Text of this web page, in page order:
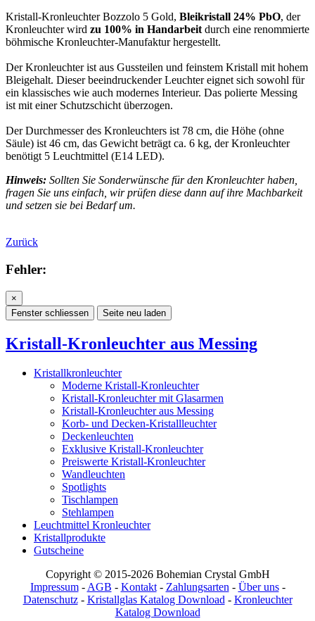
Kristall-Kronleuchter Bozzolo 5 Gold, Bleikristall 24% PbO, der
Kronleuchter wird zu 100% in Handarbeit durch eine renommierte
böhmische Kronleuchter-Manufaktur hergestellt.
Der Kronleuchter ist aus Gussteilen und feinstem Kristall mit hohem
Bleigehalt. Dieser beeindruckender Leuchter eignet sich sowohl für
ein klassisches wie auch modernes Interieur. Das polierte Messing
ist mit einer Schutzschicht überzogen.
Der Durchmesser des Kronleuchters ist 78 cm, die Höhe (ohne
Säule) ist 46 cm, das Gewicht beträgt ca. 6 kg, der Kronleuchter
benötigt 5 Leuchtmittel (E14 LED).
Hinweis: Sollten Sie Sonderwünsche für den Kronleuchter haben,
fragen Sie uns einfach, wir prüfen diese dann auf ihre Machbarkeit
und setzen sie bei Bedarf um.
Zurück
Fehler:
×
Fenster schliessen
Seite neu laden
Kristall-Kronleuchter aus Messing
Kristallkronleuchter
Moderne Kristall-Kronleuchter
Kristall-Kronleuchter mit Glasarmen
Kristall-Kronleuchter aus Messing
Korb- und Decken-Kristallleuchter
Deckenleuchten
Exklusive Kristall-Kronleuchter
Preiswerte Kristall-Kronleuchter
Wandleuchten
Spotlights
Tischlampen
Stehlampen
Leuchtmittel Kronleuchter
Kristallprodukte
Gutscheine
Copyright © 2015-2026 Bohemian Crystal GmbH
Impressum-AGB - Kontakt- Zahlungsarten- Über uns-
Datenschutz- Kristallglas Katalog Download- Kronleuchter
Katalog Download